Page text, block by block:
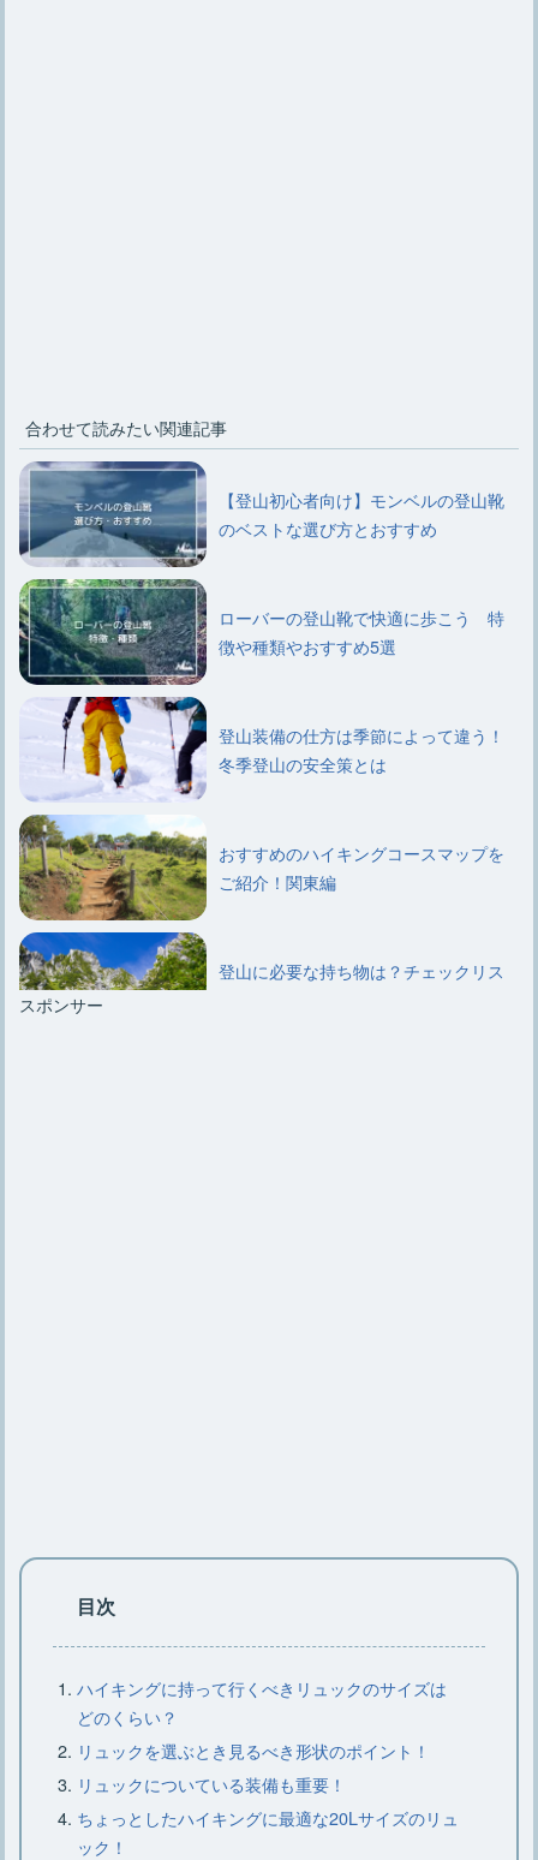
合わせて読みたい関連記事
【登山初心者向け】モンベルの登山靴
のベストな選び方とおすすめ
ローバーの登山靴で快適に歩こう 特
徴や種類やおすすめ5選
登山装備の仕方は季節によって違う！
冬季登山の安全策とは
おすすめのハイキングコースマップを
ご紹介！関東編
登山に必要な持ち物は？チェックリス
釣りの必需品『道具入れ』！タックル
海釣りにチャレンジ！初心者が揃える
べき道具一式をご紹介！
釣り仕様に車をカスタムしたい！おす
すめ車種も！
スポンサー
目次
ハイキングに持って行くべきリュックのサイズは
どのくらい？
リュックを選ぶとき見るべき形状のポイント！
リュックについている装備も重要！
ちょっとしたハイキングに最適な20Lサイズのリュ
ック！